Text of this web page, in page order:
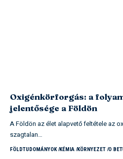
Oxigénkörforgás: a
jelentősége a Földön
A Földön az élet alapvető feltétele az
szagtalan…
FÖLDTUDOMÁNYOK KÉMIA KÖRNYEZET O